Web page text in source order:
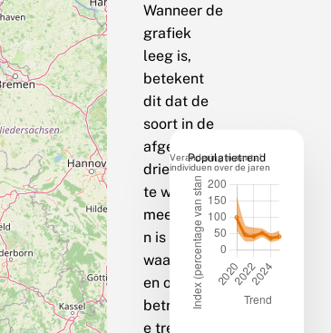
Wanneer de
grafiek
leeg is,
betekent
dit dat de
soort in de
afgelopen
drie jaar op
te weinig
meetpunte
n is
waargenom
en om een
betrouwbar
e trend te
Populatietrend
Verandering in aantal
individuen over de jaren